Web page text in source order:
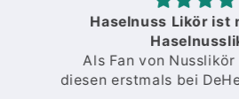
Haselnuss Likör ist
Als Fan von
diesen erstmals bei